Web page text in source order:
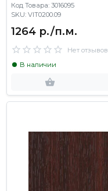
Код Товара: 3016095
SKU: VIT0200.09
1264 р./п.м.
Нет отзывов
В наличии